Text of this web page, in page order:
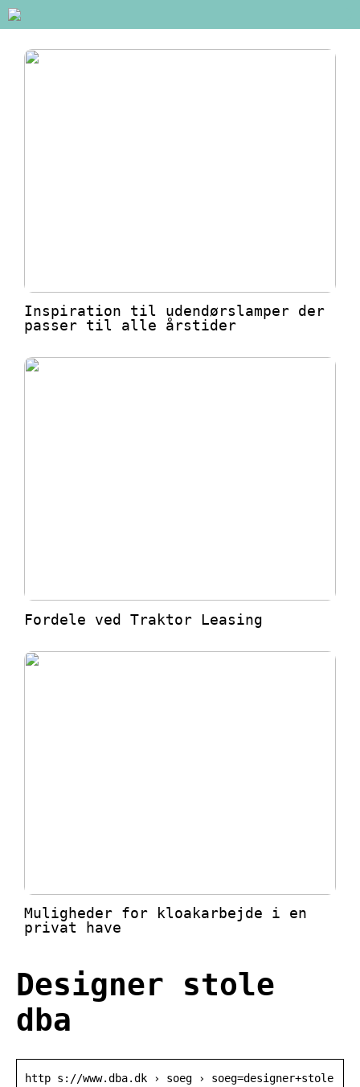
Inspiration til udendørslamper der
passer til alle årstider
Fordele ved Traktor Leasing
Muligheder for kloakarbejde i en
privat have
Designer stole
dba
http s://www.dba.dk › soeg › soeg=designer+stole